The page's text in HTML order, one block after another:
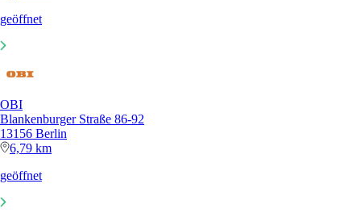
geöffnet
OBI
Blankenburger Straße 86-92
13156 Berlin
6,79 km
geöffnet